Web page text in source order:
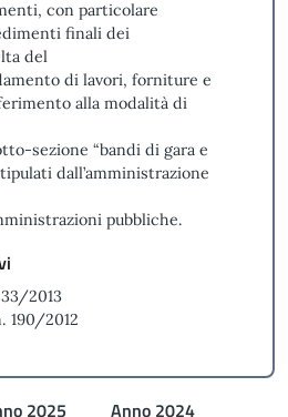
con particolare
finali dei
del
di lavori, forniture e
alla modalità di
sezione “bandi di gara e
dall’amministrazione
pubbliche.
2013
190/2012
2025
Anno 2024